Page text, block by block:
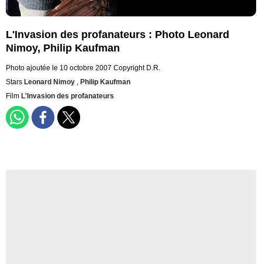
L'Invasion des profanateurs : Photo Leonard
Nimoy, Philip Kaufman
Photo ajoutée le 10 octobre 2007 Copyright D.R.
Stars Leonard Nimoy , Philip Kaufman
Film L'Invasion des profanateurs